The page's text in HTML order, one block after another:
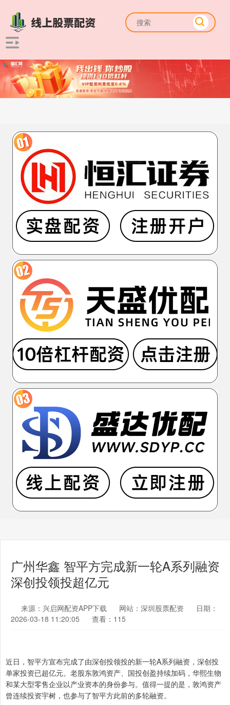
广州华鑫 智平方完成新一轮A系列融资
深创投领投超亿元
来源：兴启网配资APP下载 网站：深圳股票配资
日期：
2026-03-18 11:20:05
查看：115
近日，智平方宣布完成了由深创投领投的新一轮A系列融资，深创投
单家投资已超亿元。老股东敦鸿资产、国投创盈持续加码，华熙生物
和某大型零售企业以产业资本的身份参与。值得一提的是，敦鸿资产
曾连续投资宇树，也参与了智平方此前的多轮融资。